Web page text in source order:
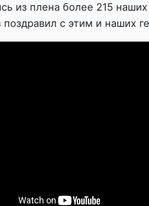
из плена более 215
с этим и наших